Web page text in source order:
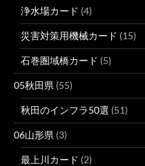
浄水場カード (4)
災害対策用機械カード (15)
石巻圏域橋カード (5)
05秋田県 (55)
秋田のインフラ50選 (51)
06山形県 (3)
最上川カード (2)